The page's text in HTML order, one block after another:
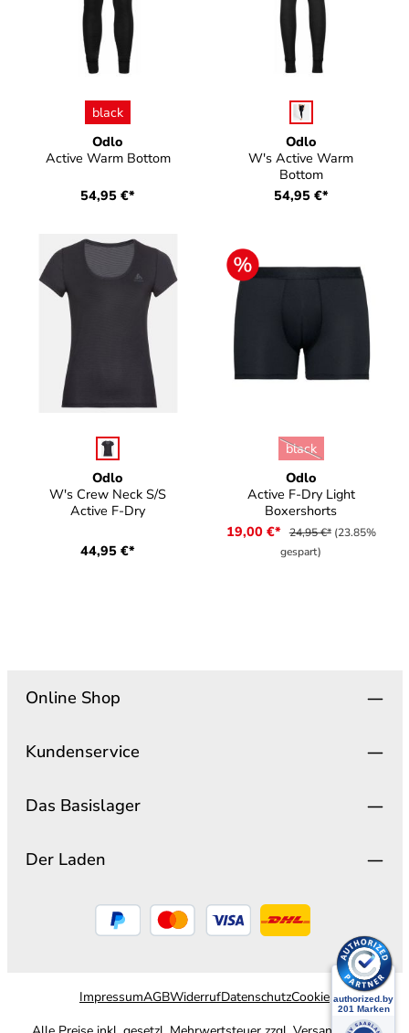
Odlo
Active Warm Bottom
auswählen
black
54,95 €*
Odlo
W's Active Warm
Bottom
auswählen
54,95 €*
Odlo
W's Crew Neck S/S
Active F-Dry
auswählen
44,95 €*
Odlo
Active F-Dry Light
Boxershorts
auswählen
black
(Diese Option ist
19,00 €* 24,95 €* (23.85%
gespart)
Online Shop
Kundenservice
Das Basislager
Der Laden
ImpressumAGBWiderrufDatenschutzCookie